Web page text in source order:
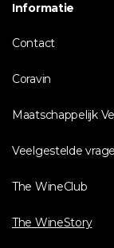
Informatie
Contact
Coravin
Maatschappelijk
Veelgestelde
The WineClub
The WineStory